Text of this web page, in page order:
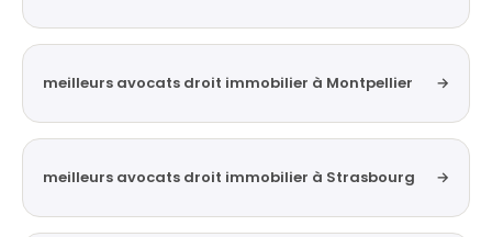
meilleurs avocats droit immobilier à Montpellier →
meilleurs avocats droit immobilier à Strasbourg →